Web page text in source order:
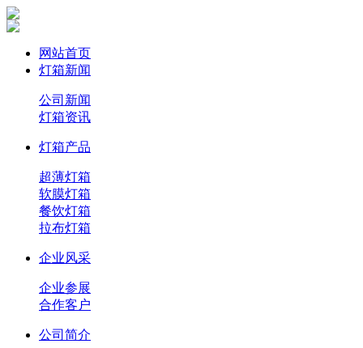
网站首页
灯箱新闻
公司新闻
灯箱资讯
灯箱产品
超薄灯箱
软膜灯箱
餐饮灯箱
拉布灯箱
企业风采
企业参展
合作客户
公司简介